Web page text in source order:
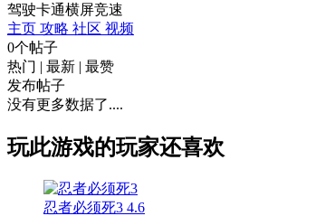
驾驶卡通横屏竞速
主页 攻略 社区 视频
0个帖子
热门 | 最新 | 最赞
发布帖子
没有更多数据了....
玩此游戏的玩家还喜欢
忍者必须死3 4.6